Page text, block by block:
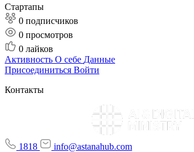
Стартапы
0 подписчиков
0 просмотров
0 лайков
Активность О себе Данные
Присоединиться Войти
Контакты
1818 info@astanahub.com